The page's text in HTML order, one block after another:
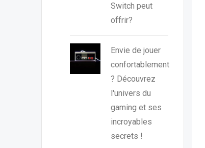
Switch peut
offrir?
Envie de jouer
confortablement
? Découvrez
l'univers du
gaming et ses
incroyables
secrets !